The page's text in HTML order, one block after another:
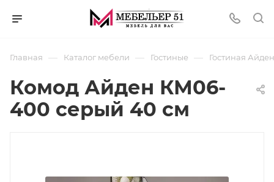
Главная — Каталог мебели — Гостиные — Гостиная
Комод Айден КМ06-
400 серый 40 см